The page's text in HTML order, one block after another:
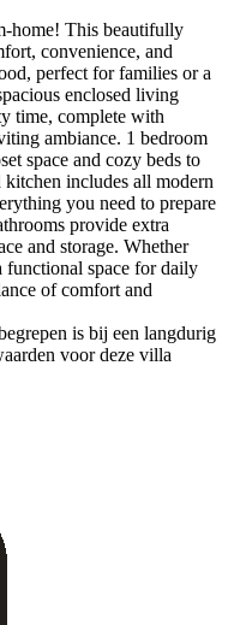
home! This beautifully
convenience, and
perfect for families or a
enclosed living
time, complete with
ambiance. 1 bedroom
space and cozy beds to
includes all modern
you need to prepare
provide extra
and storage. Whether
functional space for daily
of comfort and
is bij een langdurig
voor deze villa